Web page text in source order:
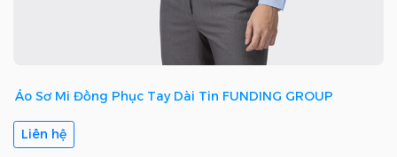
Áo Sơ Mi Đồng Phục Tay Dài Tin FUNDING GROUP
Liên hệ